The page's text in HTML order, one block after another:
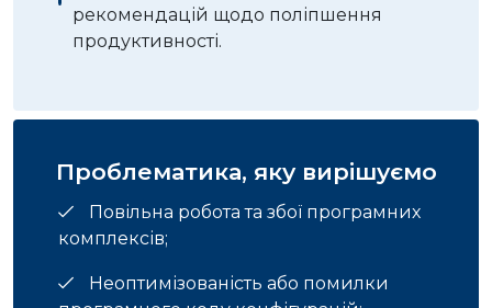
рекомендацій щодо поліпшення
продуктивності.
Проблематика, яку вирішуємо
Повільна робота та збої програмних
комплексів;
Неоптимізованість або помилки